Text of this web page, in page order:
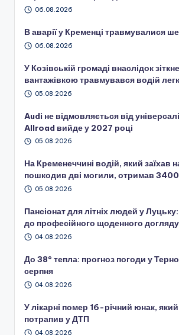
06.08.2026
В аварії у Кременці травмувалися
06.08.2026
У Козівській громаді внаслідок
вантажівкою травмувався водій
05.08.2026
Audi не відмовляється від
Allroad вийде у 2027 році
05.08.2026
На Кременеччині водій, який заїхав
пошкодив дві могили, отримав
05.08.2026
Пансіонат для літніх людей у
до професійного щоденного догляду
04.08.2026
До 38° тепла: прогноз погоди у
серпня
04.08.2026
У лікарні помер 16-річний юнак,
потрапив у ДТП
04.08.2026